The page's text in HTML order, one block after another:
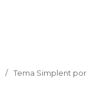
Tema Simplent por